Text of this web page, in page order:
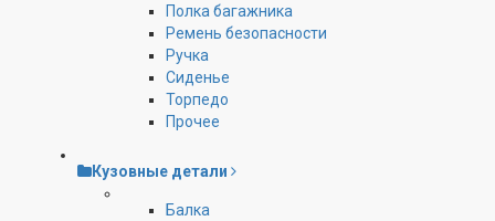
Полка багажника
Ремень безопасности
Ручка
Сиденье
Торпедо
Прочее
Кузовные детали
Балка